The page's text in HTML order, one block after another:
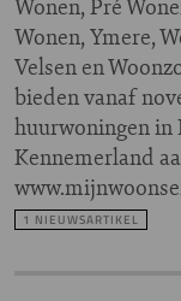
Wonen, Pré
Wonen, Ymere,
Velsen en
bieden vanaf
huurwoningen in
Kennemerland
1 NIEUWSARTIKEL